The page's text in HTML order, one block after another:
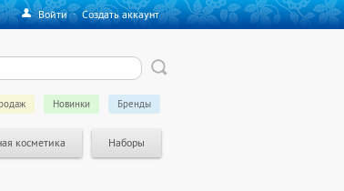
Войти·Создать аккаунт
Бренды
Новинки
косметика Наборы